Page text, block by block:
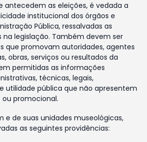
antecedem as eleições, é vedada a
institucional dos órgãos e
Pública, ressalvadas as
na legislação. Também devem ser
que promovam autoridades, agentes
obras, serviços ou resultados da
permitidas as informações
técnicas, legais,
utilidade pública que não apresentem
promocional.
e de suas unidades museológicas,
as seguintes providências: